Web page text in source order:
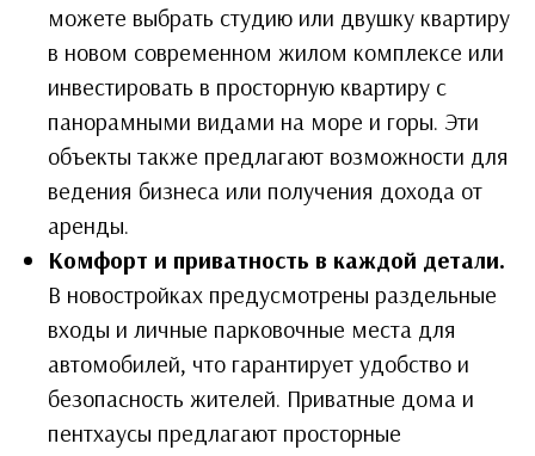
можете выбрать студию или двушку квартиру
в новом современном жилом комплексе или
инвестировать в просторную квартиру с
панорамными видами на море и горы. Эти
объекты также предлагают возможности для
ведения бизнеса или получения дохода от
аренды.
Комфорт и приватность в каждой детали.
В новостройках предусмотрены раздельные
входы и личные парковочные места для
автомобилей, что гарантирует удобство и
безопасность жителей. Приватные дома и
пентхаусы предлагают просторные